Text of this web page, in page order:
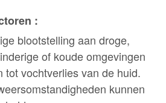
:
blootstelling aan droge,
of koude omgevingen
tot vochtverlies van de huid.
kunnen